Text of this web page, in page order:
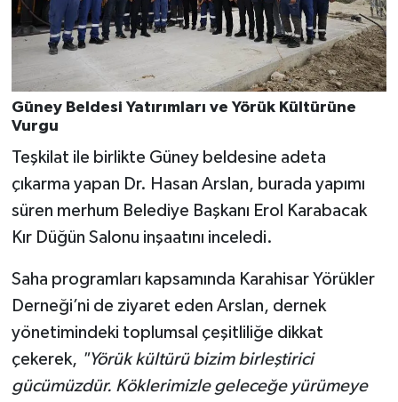
Güney Beldesi Yatırımları ve Yörük Kültürüne
Vurgu
Teşkilat ile birlikte Güney beldesine adeta
çıkarma yapan Dr. Hasan Arslan, burada yapımı
süren merhum Belediye Başkanı Erol Karabacak
Kır Düğün Salonu inşaatını inceledi.
Saha programları kapsamında Karahisar Yörükler
Derneği’ni de ziyaret eden Arslan, dernek
yönetimindeki toplumsal çeşitliliğe dikkat
çekerek, "Yörük kültürü bizim birleştirici
gücümüzdür. Köklerimizle geleceğe yürümeye